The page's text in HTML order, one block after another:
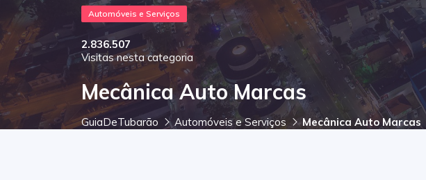
Automóveis e Serviços
2.836.507
Visitas nesta categoria
Mecânica Auto Marcas
GuiaDeTubarão Automóveis e Serviços Mecânica Auto Marcas